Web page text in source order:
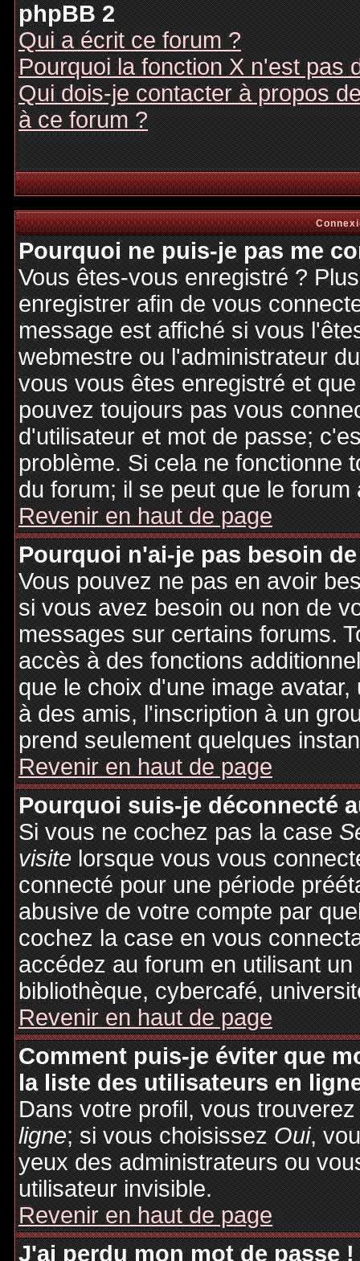
phpBB 2
Qui a écrit ce forum ?
Pourquoi la fonction X n'est pas
Qui dois-je contacter à propos
à ce forum ?
Pourquoi ne puis-je pas me
Vous êtes-vous enregistré ?
enregistrer afin de vous
message est affiché si vous
webmestre ou l'administrateur
vous vous êtes enregistré et
pouvez toujours pas vous
d'utilisateur et mot de passe;
problème. Si cela ne fonctionne
du forum; il se peut que le
Revenir en haut de page
Pourquoi n'ai-je pas besoin
Vous pouvez ne pas en avoir
si vous avez besoin ou non de
messages sur certains forums.
accès à des fonctions
que le choix d'une image
à des amis, l'inscription à un
prend seulement quelques
Revenir en haut de page
Pourquoi suis-je déconnecté
Si vous ne cochez pas la case
visitelorsque vous vous
connecté pour une période
abusive de votre compte par
cochez la case en vous
accédez au forum en utilisant
bibliothèque, cybercafé,
Revenir en haut de page
Comment puis-je éviter que
la liste des utilisateurs en
Dans votre profil, vous
ligne; si vous choisissezOui,
yeux des administrateurs ou
utilisateur invisible.
Revenir en haut de page
J'ai perdu mon mot de passe !